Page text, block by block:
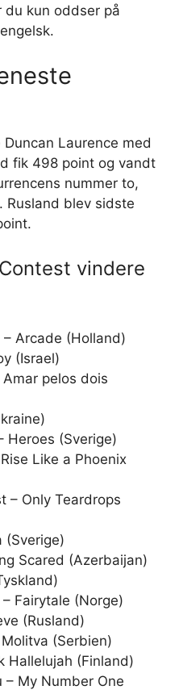
du kun oddser på
Laurence med
fik 498 point og vandt
nummer to,
Rusland blev sidste
vindere
Arcade (Holland)
(Israel)
pelos dois
Heroes (Sverige)
Like a Phoenix
– Only Teardrops
(Sverige)
Scared (Azerbaijan)
Fairytale (Norge)
(Rusland)
(Serbien)
Hallelujah (Finland)
– My Number One